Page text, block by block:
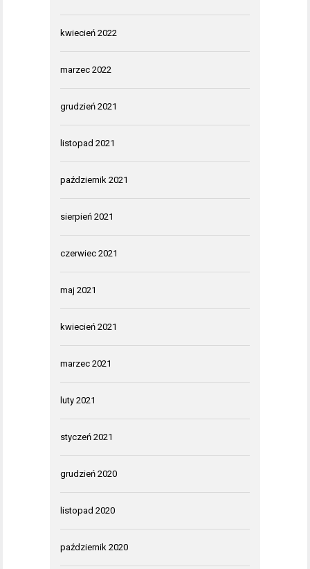
kwiecień 2022
marzec 2022
grudzień 2021
listopad 2021
październik 2021
sierpień 2021
czerwiec 2021
maj 2021
kwiecień 2021
marzec 2021
luty 2021
styczeń 2021
grudzień 2020
listopad 2020
październik 2020